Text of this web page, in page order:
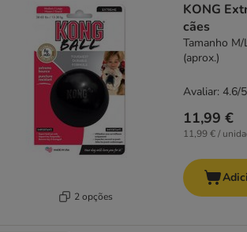
2 opções
KONG
cães
Tamanho
(aprox.)
11,99 €
11,99 € /
Avaliar: 4.6/5